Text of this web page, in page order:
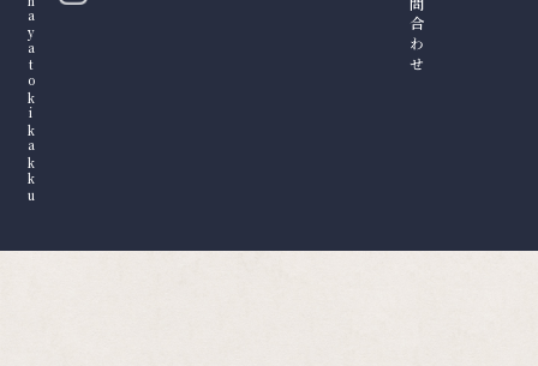
©hayatokikakku お問合わせ